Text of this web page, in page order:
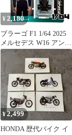
¥ 2,180
ブラーゴ F1 1/64 2025
メルセデス W16 アント
ネッリ
¥2,499
HONDA 歴代バイク イ